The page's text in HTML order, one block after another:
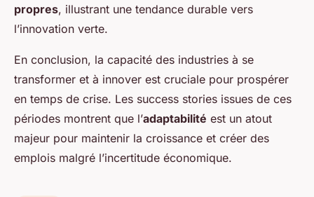
propres, illustrant une tendance durable vers
l’innovation verte.
En conclusion, la capacité des industries à se
transformer et à innover est cruciale pour prospérer
en temps de crise. Les success stories issues de ces
périodes montrent que l’adaptabilité est un atout
majeur pour maintenir la croissance et créer des
emplois malgré l’incertitude économique.